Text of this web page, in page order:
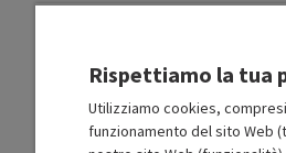
Tipologia dello schermo
Rispettiamo la tua
Utilizziamo cookies,
funzionamento del sito Web